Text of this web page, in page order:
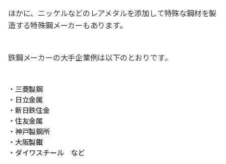
ほかに、ニッケルなどのレアメタルを添加して特殊な鋼材を製
造する特殊鋼メーカーもあります。
鉄鋼メーカーの大手企業例は以下のとおりです。
・三菱製鋼
・日立金属
・新日鉄住金
・住友金属
・神戸製鋼所
・大阪製鐵
・ダイワスチール など